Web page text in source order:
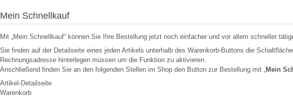
Mein Schnellkauf
Mit „Mein Schnellkauf“ können Sie Ihre Bestellung jetzt noch einfacher und vor allem schneller
Sie finden auf der Detailseite eines jeden Artikels unterhalb des Warenkorb-Buttons die Schaltfläche
Rechnungsadresse hinterlegen müssen um die Funktion zu aktivieren.
Anschließend finden Sie an den folgenden Stellen im Shop den Button zur Bestellung mit „Mein
Artikel-Detailseite
Warenkorb